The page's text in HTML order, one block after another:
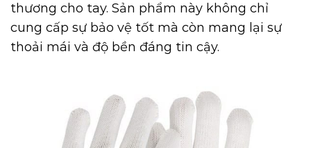
thương cho tay. Sản phẩm này không chỉ
cung cấp sự bảo vệ tốt mà còn mang lại sự
thoải mái và độ bền đáng tin cậy.